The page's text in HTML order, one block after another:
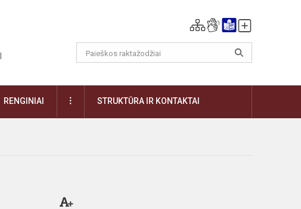
RENGINIAI DAUGIAUSTRUKTŪRA IR KONTAKTAI